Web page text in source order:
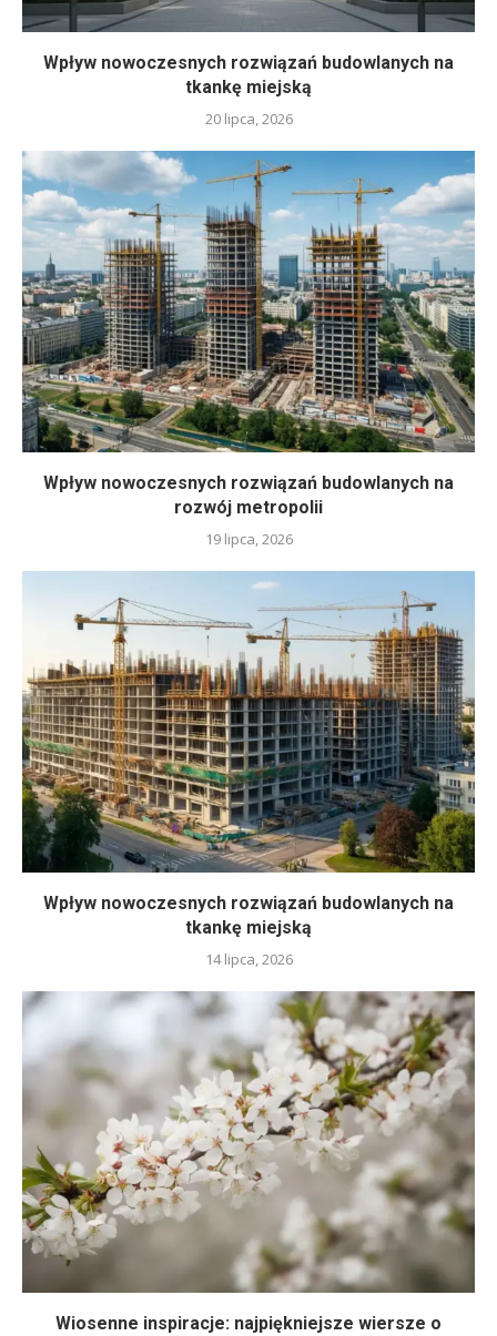
Wpływ nowoczesnych rozwiązań budowlanych na
tkankę miejską
20 lipca, 2026
Wpływ nowoczesnych rozwiązań budowlanych na
rozwój metropolii
19 lipca, 2026
Wpływ nowoczesnych rozwiązań budowlanych na
tkankę miejską
14 lipca, 2026
Wiosenne inspiracje: najpiękniejsze wiersze o